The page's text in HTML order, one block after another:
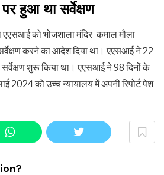
हुआ था सर्वेक्षण
एएसआई को भोजशाला मंदिर-कमाल मौला
करने का आदेश दिया था। एएसआई ने 22
शुरू किया था। एएसआई ने 98 दिनों के
2024 को उच्च न्यायालय में अपनी रिपोर्ट पेश